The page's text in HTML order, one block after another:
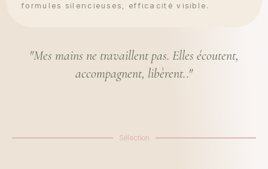
formules silencieuses, efficacité visible.
"Mes mains ne travaillent pas. Elles écoutent,
accompagnent, libèrent.."
Sélection